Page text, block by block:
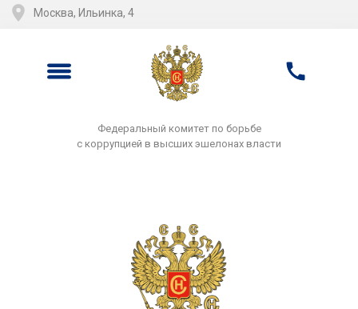
Москва, Ильинка, 4
Федеральный комитет по борьбе
с коррупцией в высших эшелонах власти